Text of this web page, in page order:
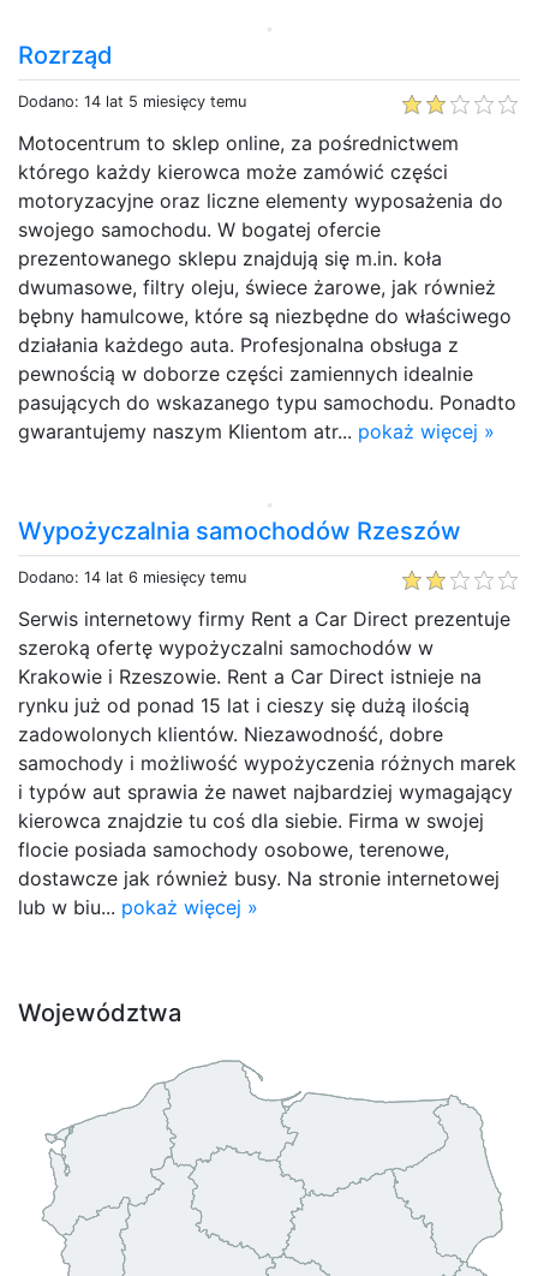
Rozrząd
Dodano: 14 lat 5 miesięcy temu
Motocentrum to sklep online, za pośrednictwem
którego każdy kierowca może zamówić części
motoryzacyjne oraz liczne elementy wyposażenia do
swojego samochodu. W bogatej ofercie
prezentowanego sklepu znajdują się m.in. koła
dwumasowe, filtry oleju, świece żarowe, jak również
bębny hamulcowe, które są niezbędne do właściwego
działania każdego auta. Profesjonalna obsługa z
pewnością w doborze części zamiennych idealnie
pasujących do wskazanego typu samochodu. Ponadto
gwarantujemy naszym Klientom atr... pokaż więcej »
Wypożyczalnia samochodów Rzeszów
Dodano: 14 lat 6 miesięcy temu
Serwis internetowy firmy Rent a Car Direct prezentuje
szeroką ofertę wypożyczalni samochodów w
Krakowie i Rzeszowie. Rent a Car Direct istnieje na
rynku już od ponad 15 lat i cieszy się dużą ilością
zadowolonych klientów. Niezawodność, dobre
samochody i możliwość wypożyczenia różnych marek
i typów aut sprawia że nawet najbardziej wymagający
kierowca znajdzie tu coś dla siebie. Firma w swojej
flocie posiada samochody osobowe, terenowe,
dostawcze jak również busy. Na stronie internetowej
lub w biu... pokaż więcej »
Województwa